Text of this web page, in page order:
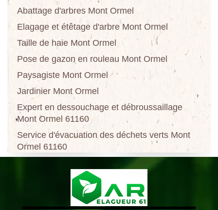
Abattage d'arbres Mont Ormel
Elagage et étêtage d'arbre Mont Ormel
Taille de haie Mont Ormel
Pose de gazon en rouleau Mont Ormel
Paysagiste Mont Ormel
Jardinier Mont Ormel
Expert en dessouchage et débroussaillage
Mont Ormel 61160
Service d'évacuation des déchets verts Mont
Ormel 61160